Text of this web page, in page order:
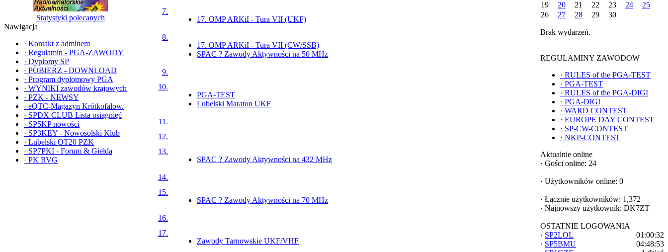
Statystyki polecanych
Nawigacja
· Kontakt z adminem
· Regulamin - PGA-ZAWODY
· Dyplomy SP
· POBIERZ - DOWNLOAD
· Program dyplomowy PGA
· WYNIKI zawodów krajowych
· PZK - NEWSY
· eQTC-Magazyn Krótkofalow.
· SPDX CLUB Lista osiągnięć
· SP5KP nowości
· SP3KEY - Nowosolski Klub
· Lubelski OT20 PZK
· SP7PKI - Forum & Giełda
· PK RVG
7.
17. OMP ARKiI - Tura VII (UKF)
8.
17. OMP ARKiI - Tura VII (CW/SSB)
SPAC ? Zawody Aktywności na 50 MHz
9.
10.
PGA-TEST
Lubelski Maraton UKF
11.
12.
13.
SPAC ? Zawody Aktywności na 432 MHz
14.
15.
SPAC ? Zawody Aktywności na 70 MHz
16.
17.
Zawody Tarnowskie UKF/VHF
19
20 21 22 23 24
25
26
27 28 29 30
Brak wydarzeń.
REGULAMINY ZAWODOW
· RULES of the PGA-TEST
· PGA-TEST
· RULES of the PGA-DIGI
· PGA-DIGI
· WARD CONTEST
· EUROPE DAY CONTEST
· SP-CW-CONTEST
· NKP-CONTEST
Aktualnie online
· Gości online: 24
· Użytkowników online: 0
· Łącznie użytkowników: 1,372
· Najnowszy użytkownik: DK7ZT
OSTATNIE LOGOWANIA
· SP2LOL
01:00:32
· SP5BMU
04:48:53